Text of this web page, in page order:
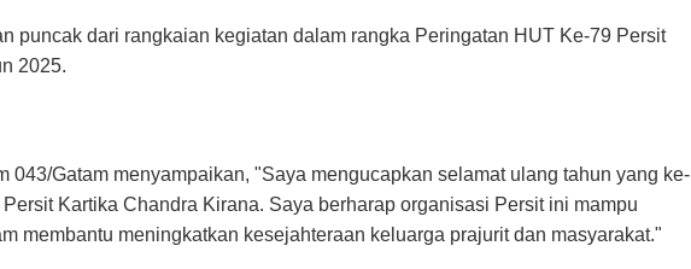
puncak dari rangkaian kegiatan dalam rangka Peringatan HUT Ke-79 Persit
2025.
043/Gatam menyampaikan, "Saya mengucapkan selamat ulang tahun yang ke-
Kartika Chandra Kirana. Saya berharap organisasi Persit ini mampu
membantu meningkatkan kesejahteraan keluarga prajurit dan masyarakat."